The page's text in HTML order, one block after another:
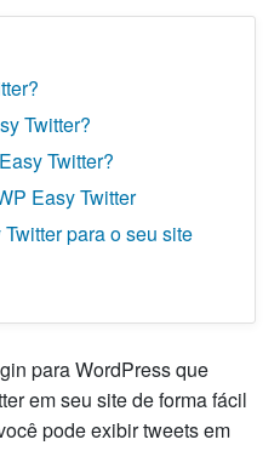
Twitter?
Twitter?
Easy Twitter
para o seu site
para WordPress que
em seu site de forma fácil
pode exibir tweets em